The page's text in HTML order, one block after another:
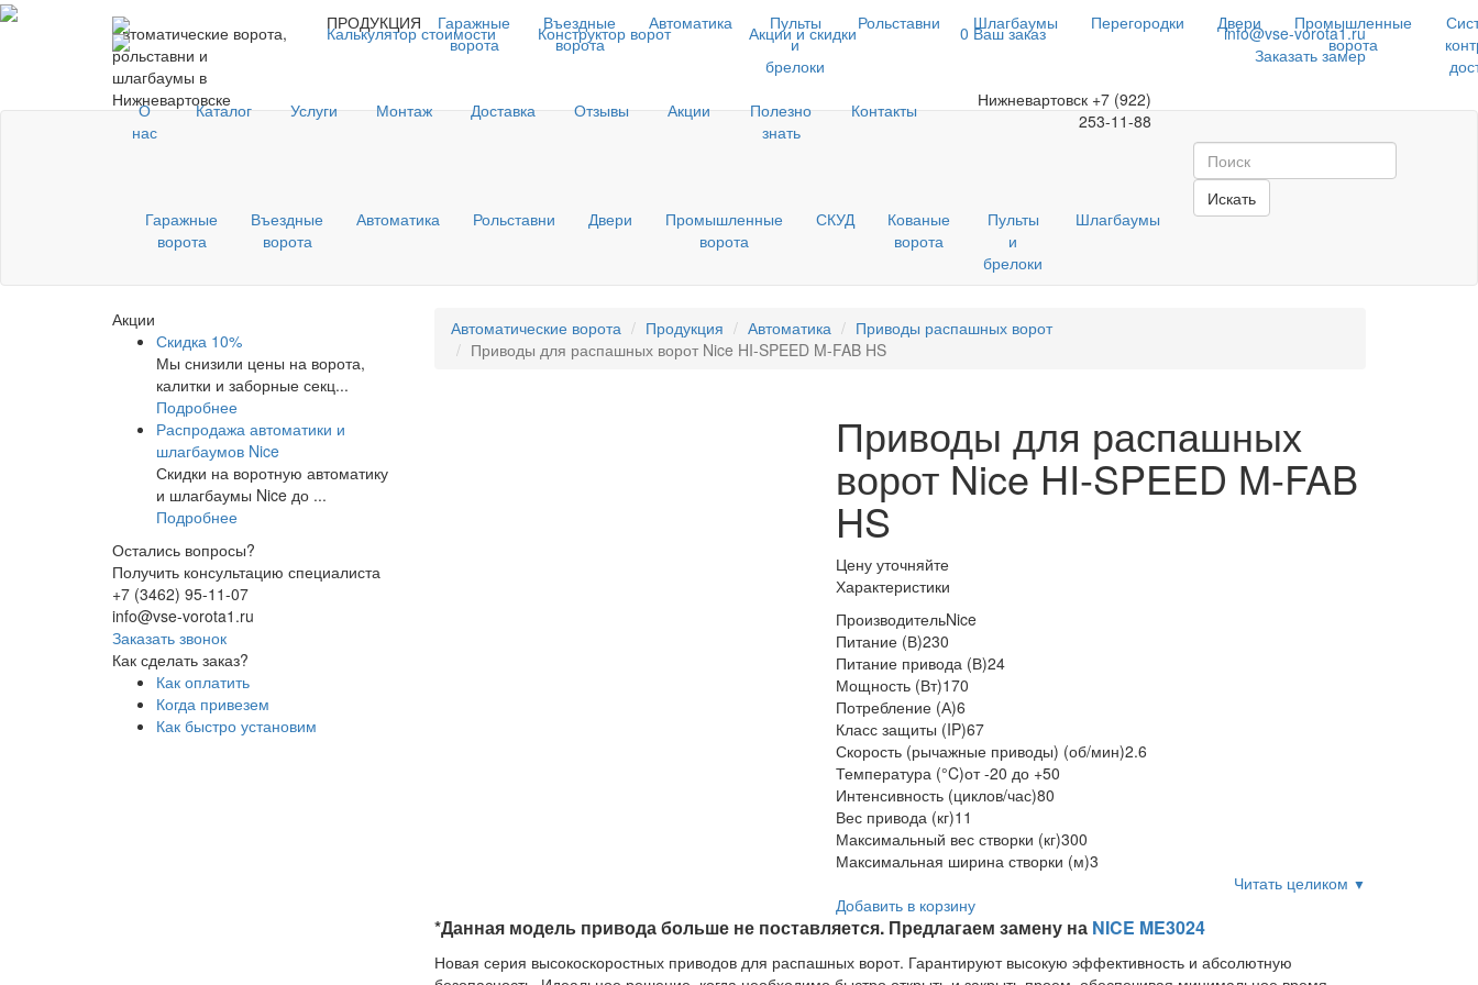
ПРОДУКЦИЯ
Гаражные
ворота
Въездные
ворота
Автоматика
Пульты
и
брелоки
Рольставни Шлагбаумы Перегородки Двери
Промышленные
ворота
О
нас
Каталог Услуги Монтаж Доставка Отзывы Акции
Полезно
знать
Контакты Нижневартовск +7 (922)
253-11-88
Автоматические ворота,
рольставни и
шлагбаумы в
Нижневартовске
Калькулятор стоимости Конструктор ворот Акции и скидки 0 Ваш заказ
info@vse-vorota1.ru
Заказать замер
Гаражные
ворота
Въездные
ворота
Автоматика Рольставни Двери
Промышленные
ворота
СКУД
Кованые
ворота
Пульты
и
брелоки
Шлагбаумы
Искать
Автоматические ворота Продукция Автоматика
Приводы распашных ворот
Приводы для распашных ворот Nice HI-SPEED M-FAB HS
Приводы для распашных
ворот Nice HI-SPEED M-FAB
HS
Цену уточняйте
Характеристики
ПроизводительNice
Питание (В)230
Питание привода (В)24
Мощность (Вт)170
Потребление (А)6
Класс защиты (IP)67
Скорость (рычажные приводы) (об/мин)2.6
Температура (°C)от -20 до +50
Интенсивность (циклов/час)80
Вес привода (кг)11
Максимальный вес створки (кг)300
Максимальная ширина створки (м)3
Читать целиком ▼
Добавить в корзину
*Данная модель привода больше не поставляется. Предлагаем замену на NICE ME3024
Новая серия высокоскоростных приводов для распашных ворот. Гарантируют высокую эффективность и абсолютную
Акции
Скидка 10%
Мы снизили цены на ворота,
калитки и заборные секц...
Подробнее
Распродажа автоматики и
шлагбаумов Nice
Скидки на воротную автоматику
и шлагбаумы Nice до ...
Подробнее
Остались вопросы?
Получить консультацию специалиста
+7 (3462) 95-11-07
info@vse-vorota1.ru
Заказать звонок
Как сделать заказ?
Как оплатить
Когда привезем
Как быстро установим